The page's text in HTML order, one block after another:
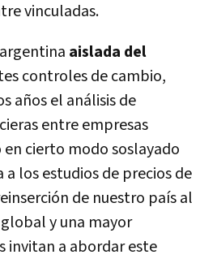
vinculadas.
aislada del
controles de cambio,
años el análisis de
entre empresas
cierto modo soslayado
los estudios de precios de
de nuestro país al
y una mayor
invitan a abordar este